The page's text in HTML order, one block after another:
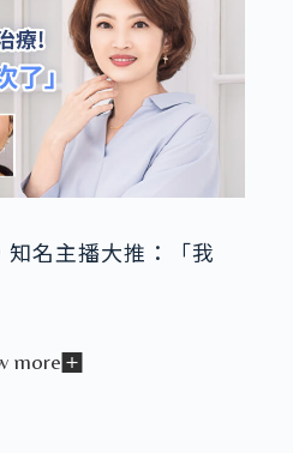
名主播大推：「我
more